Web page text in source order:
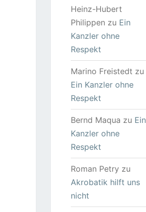
Heinz-Hubert
Philippen zu Ein
Kanzler ohne
Respekt
Marino Freistedt zu
Ein Kanzler ohne
Respekt
Bernd Maqua zu Ein
Kanzler ohne
Respekt
Roman Petry zu
Akrobatik hilft uns
nicht